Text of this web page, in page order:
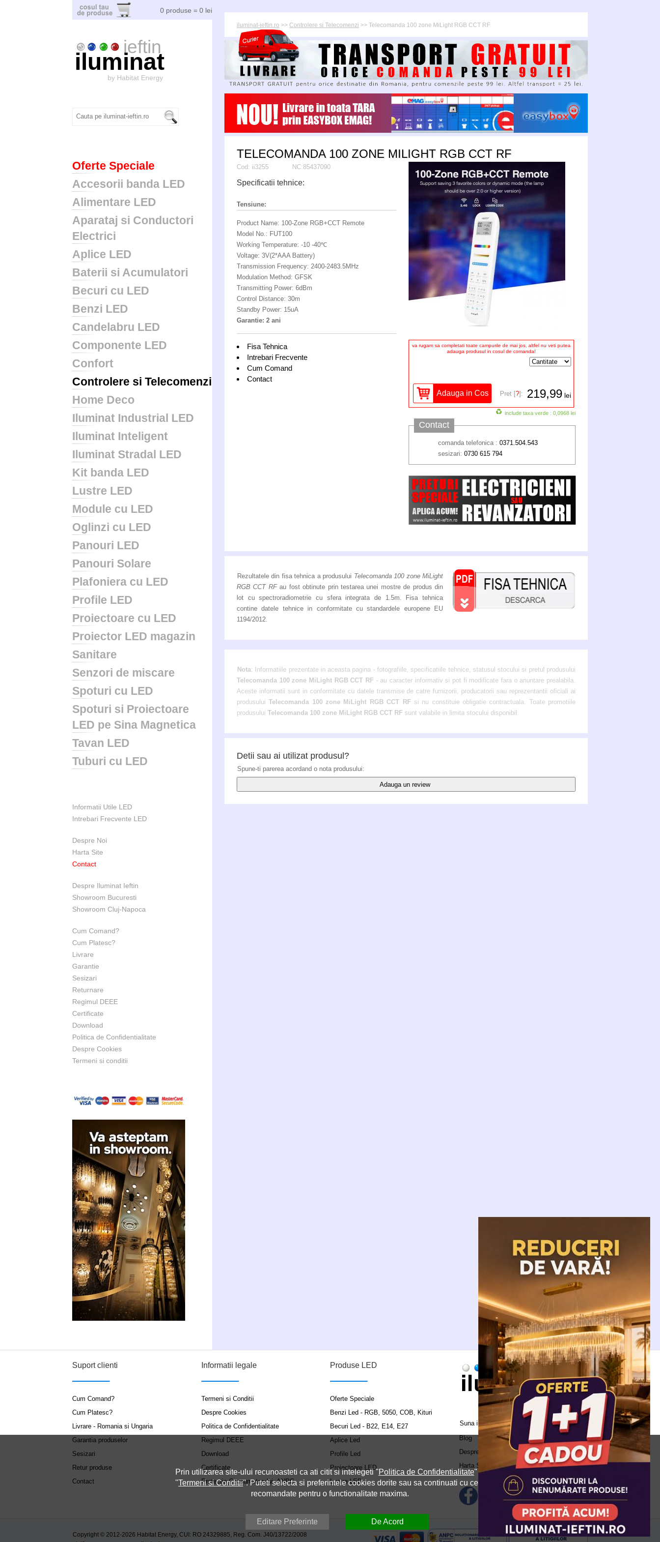
0 produse = 0 lei
ieftin
iluminat
by Habitat Energy
Oferte Speciale
Accesorii banda LED
Alimentare LED
Aparataj si Conductori
Electrici
Aplice LED
Baterii si Acumulatori
Becuri cu LED
Benzi LED
Candelabru LED
Componente LED
Confort
Controlere si Telecomenzi
Home Deco
Iluminat Industrial LED
Iluminat Inteligent
Iluminat Stradal LED
Kit banda LED
Lustre LED
Module cu LED
Oglinzi cu LED
Panouri LED
Panouri Solare
Plafoniera cu LED
Profile LED
Proiectoare cu LED
Proiector LED magazin
Sanitare
Senzori de miscare
Spoturi cu LED
Spoturi si Proiectoare
LED pe Sina Magnetica
Tavan LED
Tuburi cu LED
Informatii Utile LED
Intrebari Frecvente LED
Despre Noi
Harta Site
Contact
Despre Iluminat Ieftin
Showroom Bucuresti
Showroom Cluj-Napoca
Cum Comand?
Cum Platesc?
Livrare
Garantie
Sesizari
Returnare
Regimul DEEE
Certificate
Download
Politica de Confidentialitate
Despre Cookies
Termeni si conditii
iluminat-ieftin.ro >> Controlere si Telecomenzi >> Telecomanda 100 zone MiLight RGB CCT RF
TELECOMANDA 100 ZONE MILIGHT RGB CCT RF
Cod: ii3255 NC:85437090
Specificatii tehnice:
Tensiune:
Product Name: 100-Zone RGB+CCT Remote
Model No.: FUT100
Working Temperature: -10 -40℃
Voltage: 3V(2*AAA Battery)
Transmission Frequency: 2400-2483.5MHz
Modulation Method: GFSK
Transmitting Power: 6dBm
Control Distance: 30m
Standby Power: 15uA
Garantie: 2 ani
Fisa Tehnica
Intrebari Frecvente
Cum Comand
Contact
va rugam sa completati toate campurile de mai jos, altfel nu veti putea
adauga produsul in cosul de comanda!
Pret [?]: 219,99 lei
include taxa verde : 0,0968 lei
Contact
comanda telefonica : 0371.504.543
sesizari: 0730 615 794
Rezultatele din fisa tehnica a produsului Telecomanda 100 zone MiLight
RGB CCT RFau fost obtinute prin testarea unei mostre de produs din
lot cu spectroradiometrie cu sfera integrata de 1.5m. Fisa tehnica
contine datele tehnice in conformitate cu standardele europene EU
1194/2012.
Nota: Informatiile prezentate in aceasta pagina - fotografiile, specificatiile tehnice, statusul stocului si pretul produsului
Telecomanda 100 zone MiLight RGB CCT RF - au caracter informativ si pot fi modificate fara o anuntare prealabila.
Aceste informatii sunt in conformitate cu datele transmise de catre furnizorii, producatorii sau reprezentantii oficiali ai
produsuluiTelecomanda 100 zone MiLight RGB CCT RF si nu constituie obligatie contractuala. Toate promotiile
produsului Telecomanda 100 zone MiLight RGB CCT RF sunt valabile in limita stocului disponibil.
Detii sau ai utilizat produsul?
Spune-ti parerea acordand o nota produsului:
Adauga un review
Suport clienti
Cum Comand?
Cum Platesc?
Livrare - Romania si Ungaria
Garantia produselor
Sesizari
Retur produse
Contact
Informatii legale
Termeni si Conditii
Despre Cookies
Politica de Confidentialitate
Regimul DEEE
Download
Certificate
Protecția Consumatorului: ANPC
Produse LED
Oferte Speciale
Benzi Led - RGB, 5050, COB, Kituri
Becuri Led - B22, E14, E27
Aplice Led
Profile Led
Proiectoare LED
Lustre LED
Suna in call center:
0371.504.543
Blog
Despre Noi
Harta Site
Copyright © 2012-2026 Habitat Energy, CUI: RO 24329885, Reg. Com. J40/13722/2008
Prin utilizarea site-ului recunoasteti ca ati citit si intelegeti "Politica de Confidentialitate" si
"Termeni si Conditii". Puteti selecta si preferintele cookies dorite sau sa continuati cu cele
recomandate pentru o functionalitate maxima.
Editare Preferinte De Acord